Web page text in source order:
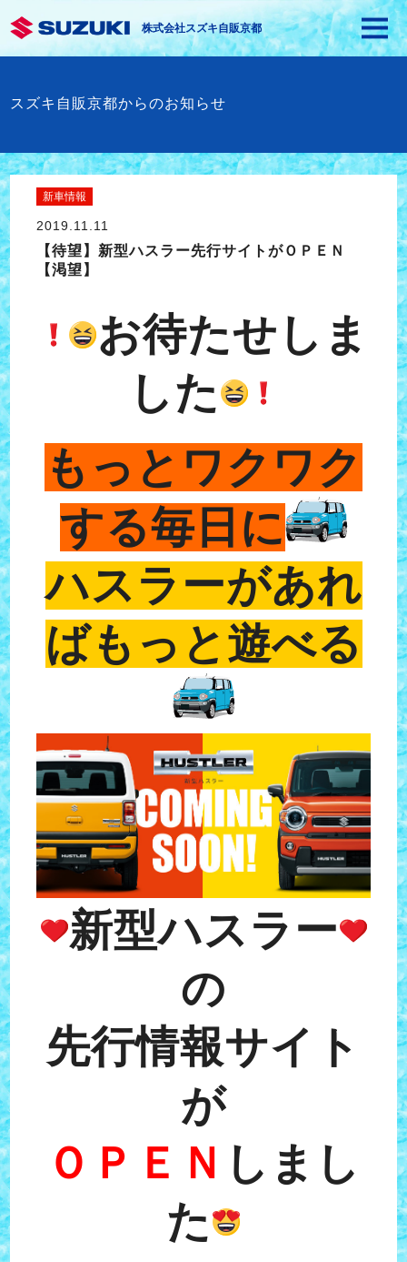
株式会社スズキ自販京都
スズキ自販京都からのお知らせ
新車情報
2019.11.11
【待望】新型ハスラー先行サイトがＯＰＥＮ
【渇望】
お待たせしま
した
もっとワクワク
する毎日に
ハスラーがあれ
ばもっと遊べる
新型ハスラー
の
先行情報サイト
が
ＯＰＥＮ しまし
た